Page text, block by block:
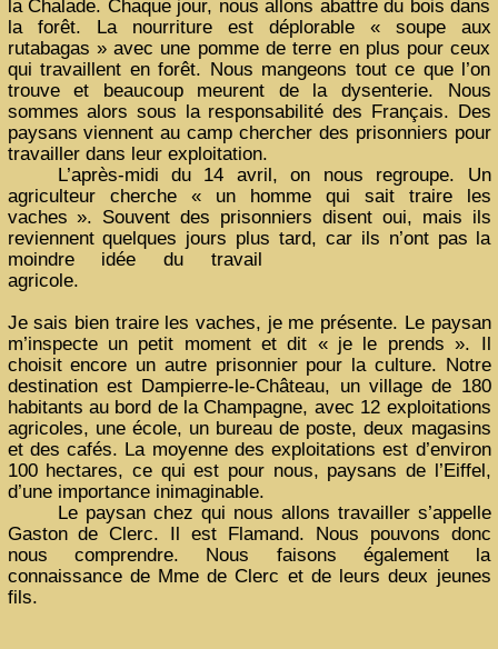
la Chalade. Chaque jour, nous allons abattre du bois dans
la forêt. La nourriture est déplorable « soupe aux
rutabagas » avec une pomme de terre en plus pour ceux
qui travaillent en forêt. Nous mangeons tout ce que l’on
trouve et beaucoup meurent de la dysenterie. Nous
sommes alors sous la responsabilité des Français. Des
paysans viennent au camp chercher des prisonniers pour
travailler dans leur exploitation.
L’après-midi du 14 avril, on nous regroupe. Un
agriculteur cherche « un homme qui sait traire les
vaches ». Souvent des prisonniers disent oui, mais ils
reviennent quelques jours plus tard, car ils n’ont pas la
moindre idée du travail
agricole.
Je sais bien traire les vaches, je me présente. Le paysan
m’inspecte un petit moment et dit « je le prends ». Il
choisit encore un autre prisonnier pour la culture. Notre
destination est Dampierre-le-Château, un village de 180
habitants au bord de la Champagne, avec 12 exploitations
agricoles, une école, un bureau de poste, deux magasins
et des cafés. La moyenne des exploitations est d’environ
100 hectares, ce qui est pour nous, paysans de l’Eiffel,
d’une importance inimaginable.
Le paysan chez qui nous allons travailler s’appelle
Gaston de Clerc. Il est Flamand. Nous pouvons donc
nous comprendre. Nous faisons également la
connaissance de Mme de Clerc et de leurs deux jeunes
fils.